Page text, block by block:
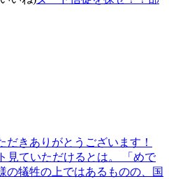
きありがとうございます！
見ていただけるとは。 「めで
の犠牲の上ではあるものの、国